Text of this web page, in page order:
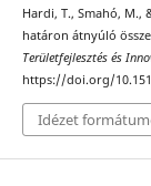
Hardi, T., Smahó, M.,
határon átnyúló
Területfejlesztés és
https://doi.org/
Idézet